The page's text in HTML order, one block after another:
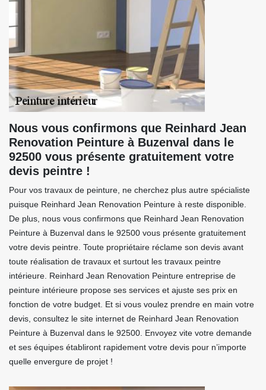
Nous vous confirmons que Reinhard Jean
Renovation Peinture à Buzenval dans le
92500 vous présente gratuitement votre
devis peintre !
Pour vos travaux de peinture, ne cherchez plus autre spécialiste
puisque Reinhard Jean Renovation Peinture à reste disponible.
De plus, nous vous confirmons que Reinhard Jean Renovation
Peinture à Buzenval dans le 92500 vous présente gratuitement
votre devis peintre. Toute propriétaire réclame son devis avant
toute réalisation de travaux et surtout les travaux peintre
intérieure. Reinhard Jean Renovation Peinture entreprise de
peinture intérieure propose ses services et ajuste ses prix en
fonction de votre budget. Et si vous voulez prendre en main votre
devis, consultez le site internet de Reinhard Jean Renovation
Peinture à Buzenval dans le 92500. Envoyez vite votre demande
et ses équipes établiront rapidement votre devis pour n’importe
quelle envergure de projet !